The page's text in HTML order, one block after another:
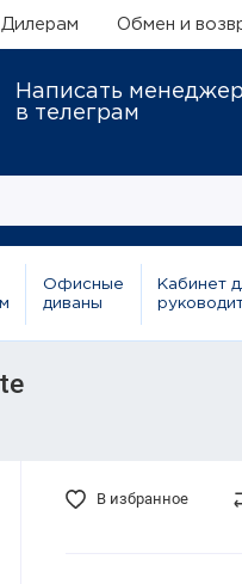
Дилерам Обмен и
Написать
в телеграм
Офисные
диваны
Кабинет
В избранное